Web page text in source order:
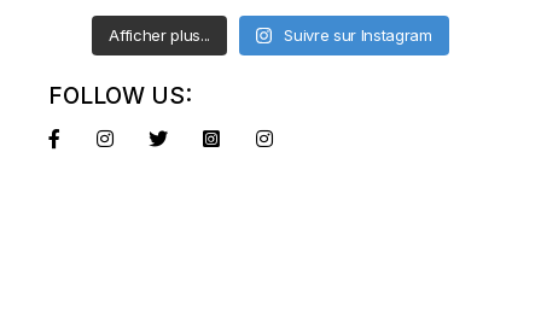
Afficher plus... Suivre sur Instagram
FOLLOW US: